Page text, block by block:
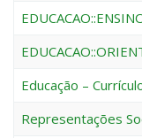
Educação –
Representações